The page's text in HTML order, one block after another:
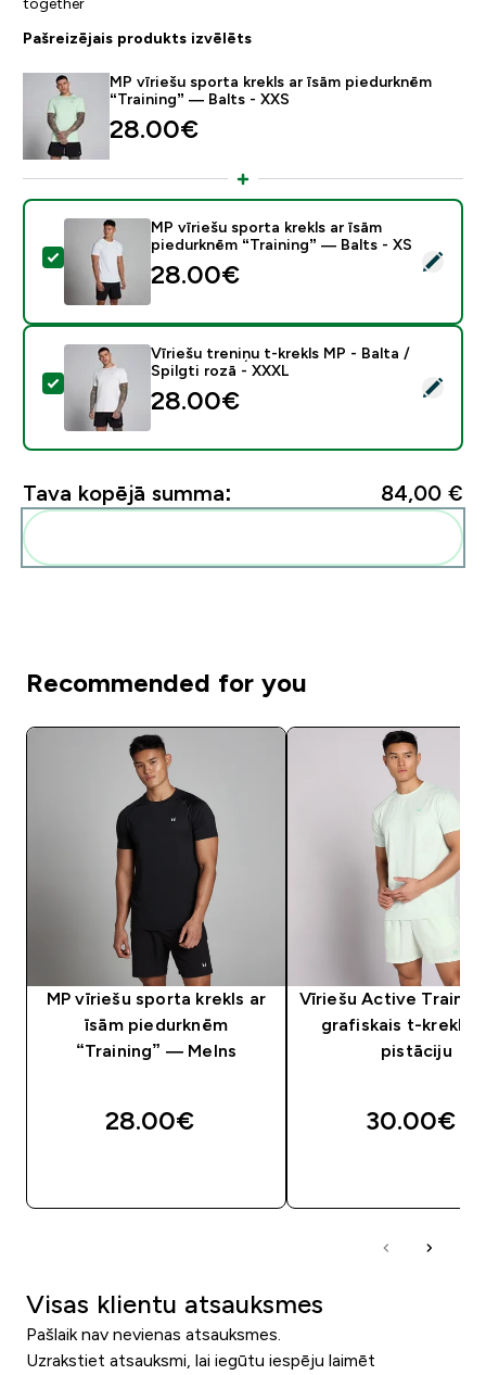
Pašreizējais produkts izvēlēts
MP vīriešu sporta krekls ar īsām piedurknēm
“Training” — Balts - XXS
28.00€‎
Atlasīt šo produktu - MP vīriešu sporta krekls ar īsām
MP vīriešu sporta krekls ar īsām
piedurknēm “Training” — Balts - XS
28.00€‎
Atlasīt šo produktu - Vīriešu treniņu t-krekls MP -
Vīriešu treniņu t-krekls MP - Balta /
Spilgti rozā - XXXL
28.00€‎
Tava kopējā summa: 84,00 €‎
Recommended for you
MP vīriešu sporta krekls ar
īsām piedurknēm
“Training” — Melns
28.00€‎
Vīriešu Active
grafiskais t-krekls
pistāciju
30.00€‎
Visas klientu atsauksmes
Pašlaik nav nevienas atsauksmes.
Uzrakstiet atsauksmi, lai iegūtu iespēju laimēt